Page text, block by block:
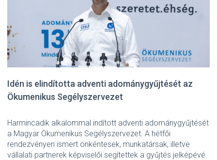
Idén is elindította adventi adománygyűjtését az
Ökumenikus Segélyszervezet
Harmincadik alkalommal indított adventi adománygyűjtését
a Magyar Ökumenikus Segélyszervezet. A hétfői
rendezvényen ismert önkéntesek, munkatársak, illetve
vállalati partnerek képviselői segítettek a gyűjtés jelképévé